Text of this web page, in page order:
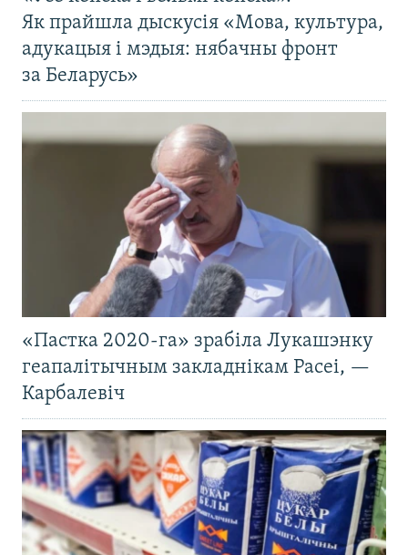
Як прайшла дыскусія «Мова, культура,
адукацыя і мэдыя: нябачны фронт
за Беларусь»
«Пастка 2020-га» зрабіла Лукашэнку
геапалітычным закладнікам Расеі, —
Карбалевіч